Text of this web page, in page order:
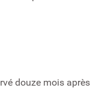
douze mois après